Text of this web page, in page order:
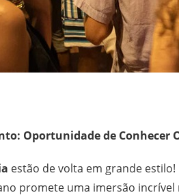
Oportunidade de Conhecer
estão de volta em grande
promete uma imersão